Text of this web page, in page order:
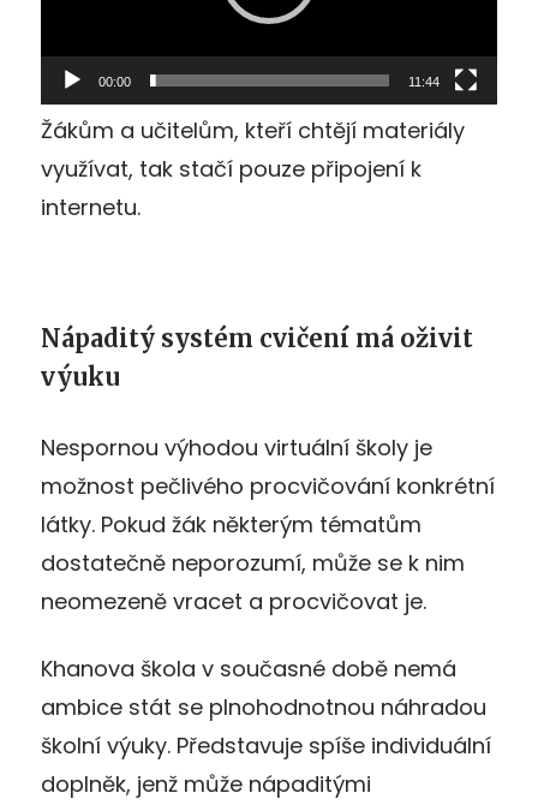
00:00 11:44
Žákům a učitelům, kteří chtějí materiály
využívat, tak stačí pouze připojení k
internetu.
Nápaditý systém cvičení má oživit
výuku
Nespornou výhodou virtuální školy je
možnost pečlivého procvičování konkrétní
látky. Pokud žák některým tématům
dostatečně neporozumí, může se k nim
neomezeně vracet a procvičovat je.
Khanova škola v současné době nemá
ambice stát se plnohodnotnou náhradou
školní výuky. Představuje spíše individuální
doplněk, jenž může nápaditými